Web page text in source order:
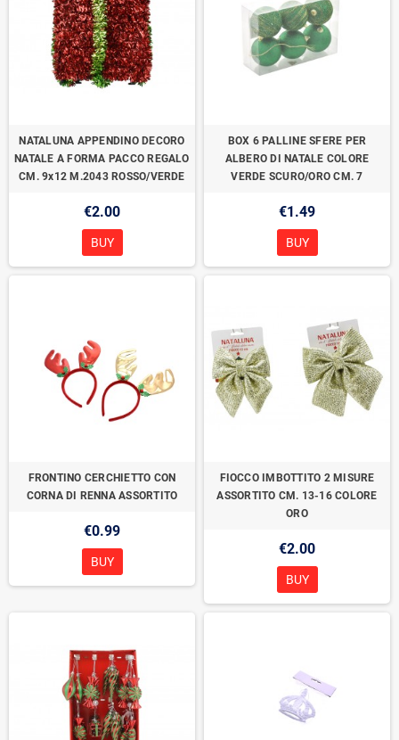
NATALUNA APPENDINO DECORO
NATALE A FORMA PACCO REGALO
CM. 9x12 M.2043 ROSSO/VERDE
€2.00
BUY
BOX 6 PALLINE SFERE PER
ALBERO DI NATALE COLORE
VERDE SCURO/ORO CM. 7
€1.49
BUY
FRONTINO CERCHIETTO CON
CORNA DI RENNA ASSORTITO
€0.99
BUY
FIOCCO IMBOTTITO 2 MISURE
ASSORTITO CM. 13-16 COLORE
ORO
€2.00
BUY